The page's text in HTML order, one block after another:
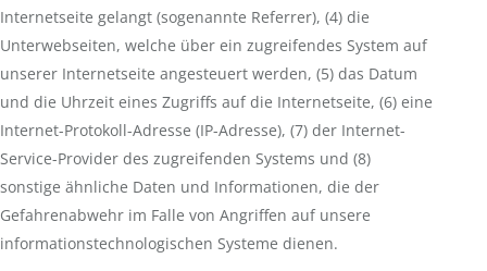
Internetseite gelangt (sogenannte Referrer), (4) die
Unterwebseiten, welche über ein zugreifendes System auf
unserer Internetseite angesteuert werden, (5) das Datum
und die Uhrzeit eines Zugriffs auf die Internetseite, (6) eine
Internet-Protokoll-Adresse (IP-Adresse), (7) der Internet-
Service-Provider des zugreifenden Systems und (8)
sonstige ähnliche Daten und Informationen, die der
Gefahrenabwehr im Falle von Angriffen auf unsere
informationstechnologischen Systeme dienen.